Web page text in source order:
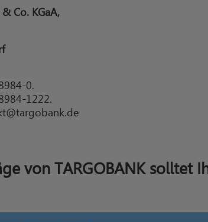
Co. KGaA,
0.
1222.
von TARGOBANK solltet